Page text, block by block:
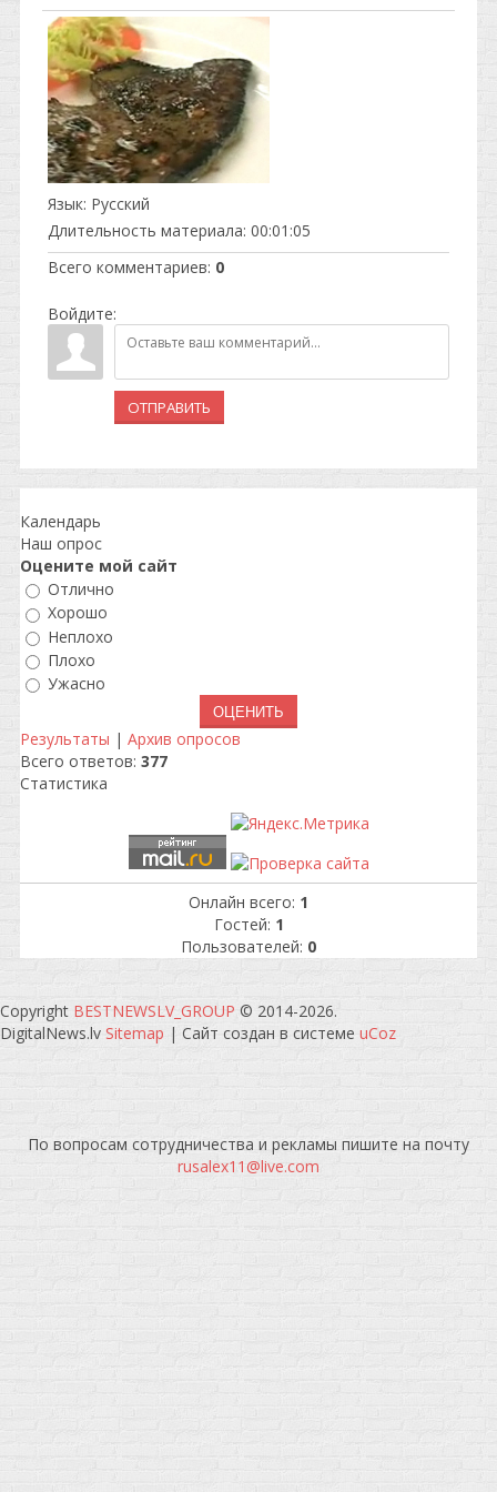
Язык: Русский
Длительность материала: 00:01:05
Всего комментариев: 0
Войдите:
ОТПРАВИТЬ
Календарь
Наш опрос
Оцените мой сайт
Отлично
Хорошо
Неплохо
Плохо
Ужасно
Результаты | Архив опросов
Всего ответов: 377
Статистика
Онлайн всего: 1
Гостей: 1
Пользователей: 0
Copyright BESTNEWSLV_GROUP © 2014-2026.
DigitalNews.lv Sitemap | Сайт создан в системе uCoz
По вопросам сотрудничества и рекламы пишите на почту
rusalex11@live.com